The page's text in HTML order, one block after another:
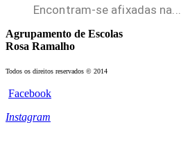
Encontram-se afixadas na...
Agrupamento de Escolas
Rosa Ramalho
Todos os direitos reservados © 2014
Facebook
Instagram